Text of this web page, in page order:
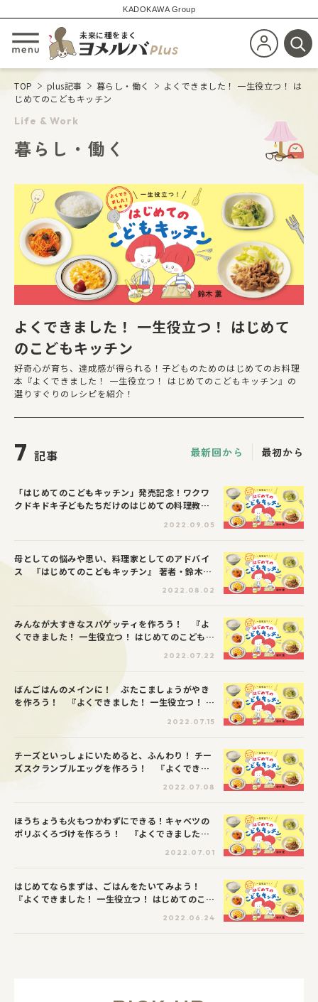
KADOKAWA Group
メニューを開閉する
未来に種をまく
新規会員登
検
TOP plus記事 暮らし・働く
よくできました！ 一生役立つ！ は
じめてのこどもキッチン
Life & Work
暮らし・働く
よくできました！ 一生役立つ！ はじめて
のこどもキッチン
好奇心が育ち、達成感が得られる！子どものためのはじめてのお料理
本『よくできました！ 一生役立つ！ はじめてのこどもキッチン』の
選りすぐりのレシピを紹介！
7 記事 最新回から 最初から
「はじめてのこどもキッチン」発売記念！ワクワ
クドキドキ子どもたちだけのはじめての料理教室
2022.09.05
母としての悩みや思い、料理家としてのアドバイ
ス 『はじめてのこどもキッチン』 著者・鈴木薫
2022.08.02
みんなが大すきなスパゲッティを作ろう！ 『よ
くできました！ 一生役立つ！ はじめてのこどもキ
2022.07.22
ばんごはんのメインに！ ぶたこましょうがやき
を作ろう！ 『よくできました！ 一生役立つ！ は
2022.07.15
チーズといっしょにいためると、ふんわり！ チー
ズスクランブルエッグを作ろう！ 『よくできま
2022.07.08
ほうちょうも火もつかわずにできる！キャベツの
ポリぶくろづけを作ろう！ 『よくできました！
2022.07.01
はじめてならまずは、ごはんをたいてみよう！
『よくできました！ 一生役立つ！ はじめてのこど
2022.06.24